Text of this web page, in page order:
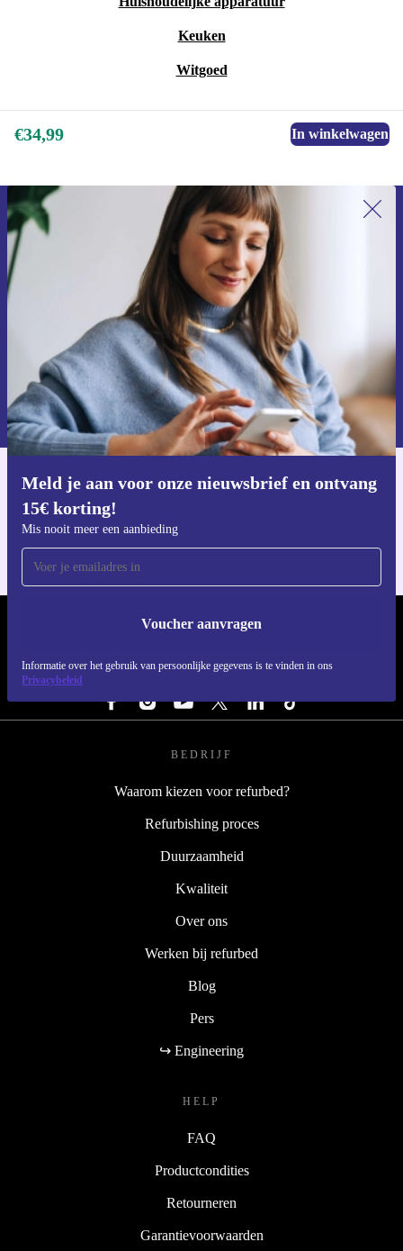
van maximale zekerheid.
kies je voor snelheid, betrouwbaarheid én duurzaamheid
– alles in één praktische set.
Keuken
Witgoed
€34,99 In winkelwagen
Meld je aan voor onze nieuwsbrief en ontvang
15€ korting!
Mis nooit meer een aanbieding
Voucher aanvragen
Informatie over het gebruik van persoonlijke gegevens is te vinden in ons
Privacybeleid
Meld je aan voor onze nieuwsbrief en
ontvang €15 korting!
Mis nooit meer een aanbieding.
Voucher aanvragen
Informatie over het gebruik van persoonsgegevens vind je in ons
privacybeleid
Download de refurbed app
REFURBED NEDERLAND - RETHINK NEW.
VOLG ONS
BEDRIJF
Waarom kiezen voor refurbed?
Refurbishing proces
Duurzaamheid
Kwaliteit
Over ons
Werken bij refurbed
Blog
Pers
↪ Engineering
HELP
FAQ
Productcondities
Retourneren
Garantievoorwaarden